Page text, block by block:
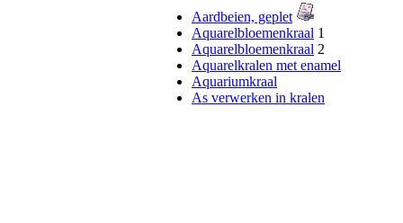
Aardbeien, geplet
Aquarelbloemenkraal 1
Aquarelbloemenkraal 2
Aquarelkralen met enamel
Aquariumkraal
As verwerken in kralen